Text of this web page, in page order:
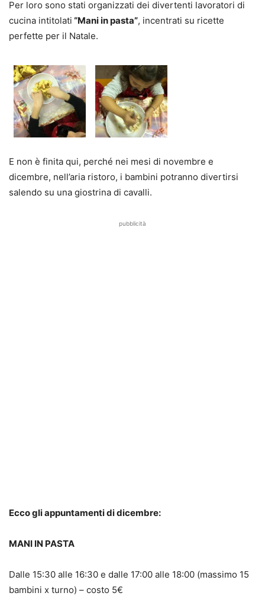
Per loro sono stati organizzati dei divertenti lavoratori di
cucina intitolati “Mani in pasta”, incentrati su ricette
perfette per il Natale.
E non è finita qui, perché nei mesi di novembre e
dicembre, nell’aria ristoro, i bambini potranno divertirsi
salendo su una giostrina di cavalli.
pubblicità
Ecco gli appuntamenti di dicembre:
MANI IN PASTA
Dalle 15:30 alle 16:30 e dalle 17:00 alle 18:00 (massimo 15
bambini x turno) – costo 5€